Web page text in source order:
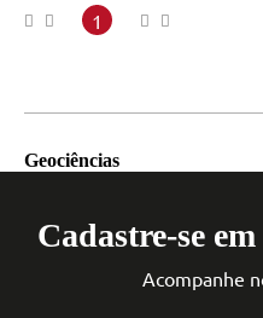
1
Geociências
Cadastre-se
Acompanhe